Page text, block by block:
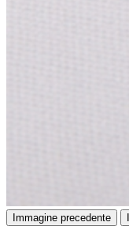
Immagine precedente